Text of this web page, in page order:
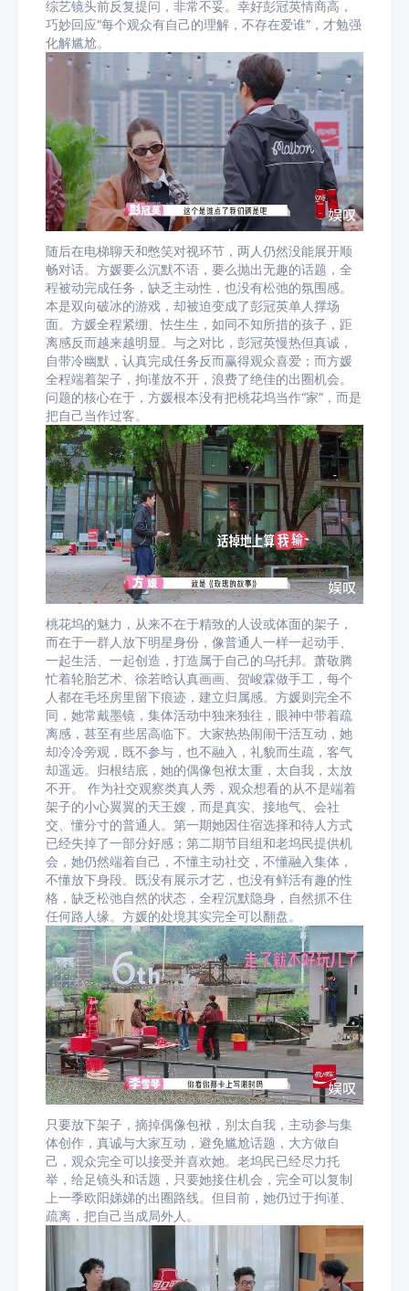
综艺镜头前反复提问，非常不妥。幸好彭冠英情商高，
巧妙回应“每个观众有自己的理解，不存在爱谁”，才勉强
化解尴尬。
随后在电梯聊天和憋笑对视环节，两人仍然没能展开顺
畅对话。方媛要么沉默不语，要么抛出无趣的话题，全
程被动完成任务，缺乏主动性，也没有松弛的氛围感。
本是双向破冰的游戏，却被迫变成了彭冠英单人撑场
面。方媛全程紧绷、怯生生，如同不知所措的孩子，距
离感反而越来越明显。与之对比，彭冠英慢热但真诚，
自带冷幽默，认真完成任务反而赢得观众喜爱；而方媛
全程端着架子，拘谨放不开，浪费了绝佳的出圈机会。
问题的核心在于，方媛根本没有把桃花坞当作“家”，而是
把自己当作过客。
桃花坞的魅力，从来不在于精致的人设或体面的架子，
而在于一群人放下明星身份，像普通人一样一起动手、
一起生活、一起创造，打造属于自己的乌托邦。萧敬腾
忙着轮胎艺术、徐若晗认真画画、贺峻霖做手工，每个
人都在毛坯房里留下痕迹，建立归属感。方媛则完全不
同，她常戴墨镜，集体活动中独来独往，眼神中带着疏
离感，甚至有些居高临下。大家热热闹闹干活互动，她
却冷冷旁观，既不参与，也不融入，礼貌而生疏，客气
却遥远。归根结底，她的偶像包袱太重，太自我，太放
不开。 作为社交观察类真人秀，观众想看的从不是端着
架子的小心翼翼的天王嫂，而是真实、接地气、会社
交、懂分寸的普通人。第一期她因住宿选择和待人方式
已经失掉了一部分好感；第二期节目组和老坞民提供机
会，她仍然端着自己，不懂主动社交，不懂融入集体，
不懂放下身段。既没有展示才艺，也没有鲜活有趣的性
格，缺乏松弛自然的状态，全程沉默隐身，自然抓不住
任何路人缘。方媛的处境其实完全可以翻盘。
只要放下架子，摘掉偶像包袱，别太自我，主动参与集
体创作，真诚与大家互动，避免尴尬话题，大方做自
己，观众完全可以接受并喜欢她。老坞民已经尽力托
举，给足镜头和话题，只要她接住机会，完全可以复制
上一季欧阳娣娣的出圈路线。但目前，她仍过于拘谨、
疏离，把自己当成局外人。